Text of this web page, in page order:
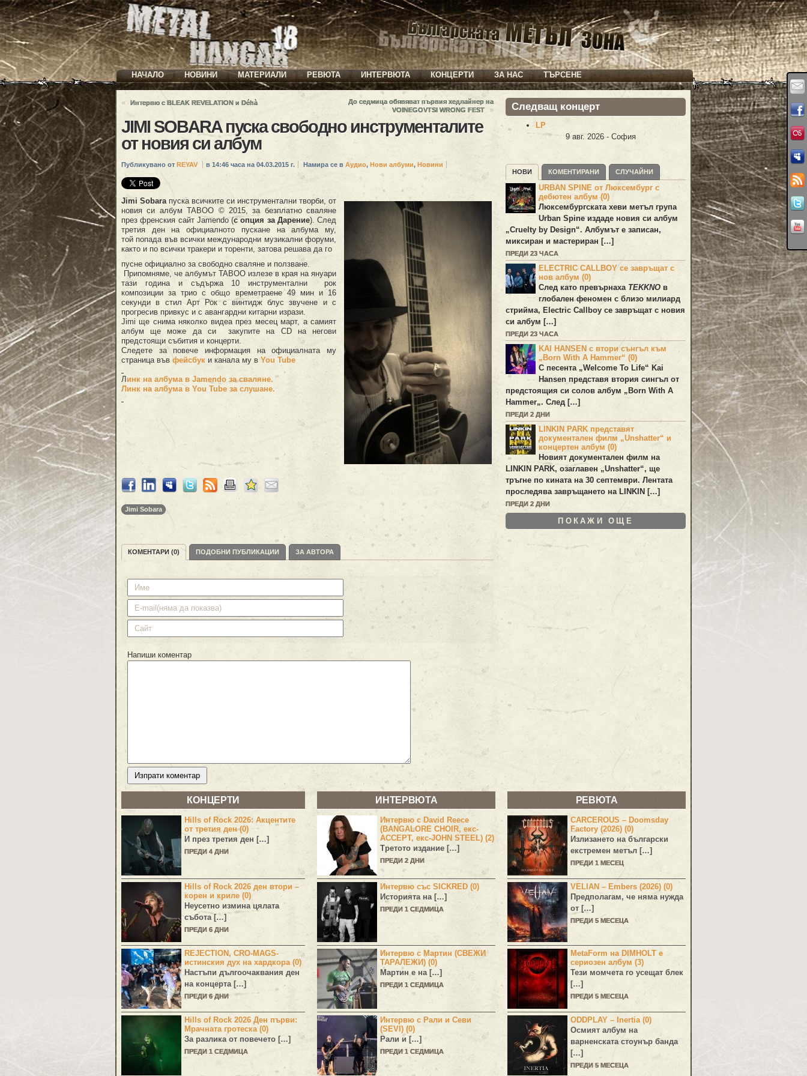
НАЧАЛО НОВИНИ МАТЕРИАЛИ РЕВЮТА ИНТЕРВЮТА КОНЦЕРТИ ЗА НАС ТЪРСЕНЕ
« Интервю с BLEAK REVELATION и Déhà
До седмица обявяват първия хедлайнер на
VOINEGOVTSI WRONG FEST
»
JIMI SOBARA пуска свободно инструменталите
от новия си албум
Публикувано от REYAV в 14:46 часа на 04.03.2015 г. Намира се в Аудио, Нови албуми, Новини
Jimi Sobara пуска всичките си инструментални творби, от
новия си албум TABOO © 2015, за безплатно сваляне
през френския сайт Jamendo (с опция за Дарение). След
третия ден на официалното пускане на албума му,
той попада във всички международни музикални форуми,
както и по всички тракери и торенти, затова решава да го
пусне официално за свободно сваляне и ползване.
Припомняме, че албумът TABOO излезе в края на януари
тази година и съдържа 10 инструментални рок
композиции за трио с общо времетраене 49 мин и 16
секунди в стил Арт Рок с винтидж блус звучене и с
прогресив привкус и с авангардни китарни изрази.
Jimi ще снима няколко видеа през месец март, а самият
албум ще може да си закупите на CD на негови
предстоящи събития и концерти.
Следете за повече информация на официалната му
страница във фейсбук и канала му в You Tube
Л инк на албума в Jamendo за сваляне.
Линк на албума в You Tube за слушане.
Jimi Sobara
КОМЕНТАРИ (0) ПОДОБНИ ПУБЛИКАЦИИ ЗА АВТОРА
Напиши коментар
Следващ концерт
LP
9 авг. 2026 - София
НОВИ КОМЕНТИРАНИ СЛУЧАЙНИ
URBAN SPINE от Люксембург с
дебютен албум (0)
Люксембургската хеви метъл група
Urban Spineиздаде новия си албум
„Cruelty by Design“. Албумът е записан,
миксиран и мастериран […]
ПРЕДИ 23 ЧАСА
ELECTRIC CALLBOY се завръщат с
нов албум (0)
След като превърнаха TEKKNO в
глобален феномен с близо милиард
стрийма, Electric Callboy се завръщат с новия
си албум […]
ПРЕДИ 23 ЧАСА
KAI HANSEN с втори сънгъл към
„Born With A Hammer“ (0)
С песента „Welcome To Life“ Kai
Hansen представя втория сингъл от
предстоящия си солов албум „ Born With A
Hammer„. След […]
ПРЕДИ 2 ДНИ
LINKIN PARK представят
документален филм „Unshatter“ и
концертен албум (0)
Новият документален филм на
LINKIN PARK, озаглавен „Unshatter“, ще
тръгне по кината на 30 септември. Лентата
проследява завръщането наLINKIN […]
ПРЕДИ 2 ДНИ
ПОКАЖИ ОЩЕ
КОНЦЕРТИ
Hills of Rock 2026: Акцентите
от третия ден (0)
И през третия ден […]
ПРЕДИ 4 ДНИ
Hills of Rock 2026 ден втори –
корен и криле (0)
Неусетно измина цялата
събота […]
ПРЕДИ 6 ДНИ
REJECTION, CRO-MAGS-
истинския дух на хардкора (0)
Настъпи дългоочаквания ден
на концерта […]
ПРЕДИ 6 ДНИ
Hills of Rock 2026 Ден първи:
Мрачната гротеска (0)
За разлика от повечето […]
ПРЕДИ 1 СЕДМИЦА
ИНТЕРВЮТА
Интервю с David Reece
(BANGALORE CHOIR, екс-
ACCEPT, екс-JOHN STEEL) (2)
Третото издание […]
ПРЕДИ 2 ДНИ
Интервю със SICKRED (0)
Историята на […]
ПРЕДИ 1 СЕДМИЦА
Интервю с Мартин (СВЕЖИ
ТАРАЛЕЖИ) (0)
Мартин е на […]
ПРЕДИ 1 СЕДМИЦА
Интервю с Рали и Севи
(SEVI) (0)
Рали и […]
ПРЕДИ 1 СЕДМИЦА
РЕВЮТА
CARCEROUS – Doomsday
Factory (2026) (0)
Излизането на български
екстремен метъл […]
ПРЕДИ 1 МЕСЕЦ
VELIAN – Embers (2026) (0)
Предполагам, че няма нужда
от […]
ПРЕДИ 5 МЕСЕЦА
MetaForm на DIMHOLT е
сериозен албум (3)
Тези момчета го усещат блек
[…]
ПРЕДИ 5 МЕСЕЦА
ODDPLAY – Inertia (0)
Осмият албум на
варненската стоунър банда
[…]
ПРЕДИ 5 МЕСЕЦА